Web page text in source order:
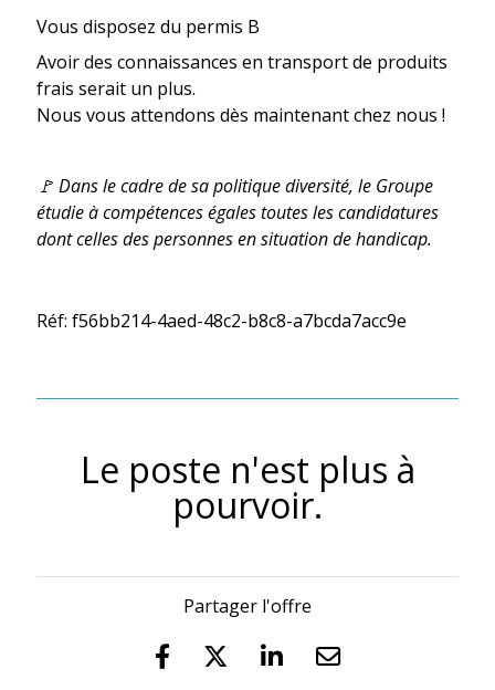
Vous disposez du permis B
Avoir des connaissances en transport de produits
frais serait un plus.
Nous vous attendons dès maintenant chez nous !
🚩 Dans le cadre de sa politique diversité, le Groupe
étudie à compétences égales toutes les candidatures
dont celles des personnes en situation de handicap.
Réf: f56bb214-4aed-48c2-b8c8-a7bcda7acc9e
Le poste n'est plus à
pourvoir.
Partager l'offre